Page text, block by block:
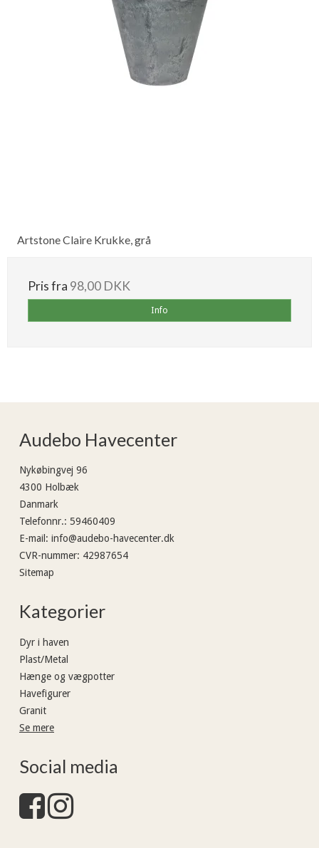
Artstone Claire Krukke, grå
Pris fra 98,00 DKK
Info
Audebo Havecenter
Nykøbingvej 96
4300 Holbæk
Danmark
Telefonnr.: 59460409
E-mail : info@audebo-havecenter.dk
CVR-nummer: 42987654
Sitemap
Kategorier
Dyr i haven
Plast/Metal
Hænge og vægpotter
Havefigurer
Granit
Se mere
Social media